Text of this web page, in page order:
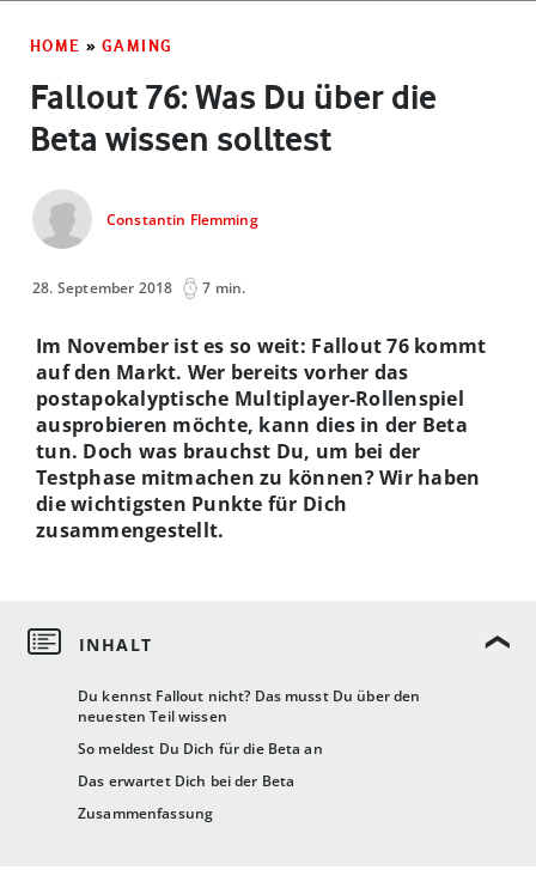
HOME » GAMING
Fallout 76: Was Du über die
Beta wissen solltest
Constantin Flemming
28. September 2018 7 min.
Du kennst Fallout nicht? Das musst Du über den
neuesten Teil wissen
So meldest Du Dich für die Beta an
Das erwartet Dich bei der Beta
Zusammenfassung
Im November ist es so weit: Fallout 76 kommt
auf den Markt. Wer bereits vorher das
postapokalyptische Multiplayer-Rollenspiel
ausprobieren möchte, kann dies in der Beta
tun. Doch was brauchst Du, um bei der
Testphase mitmachen zu können? Wir haben
die wichtigsten Punkte für Dich
zusammengestellt.